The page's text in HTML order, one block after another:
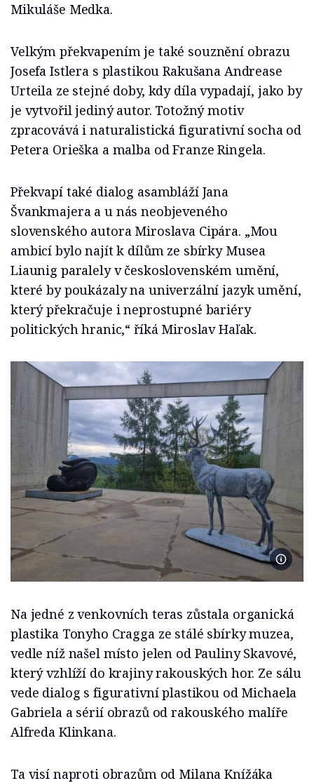
Mikuláše Medka.
Velkým překvapením je také souznění obrazu
Josefa Istlera s plastikou Rakušana Andrease
Urteila ze stejné doby, kdy díla vypadají, jako by
je vytvořil jediný autor. Totožný motiv
zpracovává i naturalistická figurativní socha od
Petera Orieška a malba od Franze Ringela.
Překvapí také dialog asambláží Jana
Švankmajera a u nás neobjeveného
slovenského autora Miroslava Cipára. „Mou
ambicí bylo najít k dílům ze sbírky Musea
Liaunig paralely v československém umění,
které by poukázaly na univerzální jazyk umění,
který překračuje i neprostupné bariéry
politických hranic,“ říká Miroslav Haľak.
Foto
Na jedné z venkovních teras zůstala organická
plastika Tonyho Cragga ze stálé sbírky muzea,
vedle níž našel místo jelen od Pauliny Skavové,
který vzhlíží do krajiny rakouských hor. Ze sálu
vede dialog s figurativní plastikou od Michaela
Gabriela a sérií obrazů od rakouského malíře
Alfreda Klinkana.
Ta visí naproti obrazům od Milana Knížáka